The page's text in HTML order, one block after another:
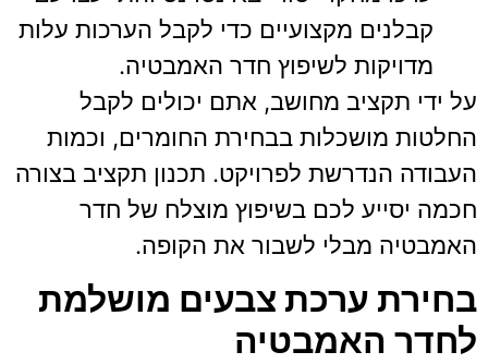
קבלנים מקצועיים כדי לקבל הערכות עלות
מדויקות לשיפוץ חדר האמבטיה.
על ידי תקציב מחושב, אתם יכולים לקבל
החלטות מושכלות בבחירת החומרים, וכמות
העבודה הנדרשת לפרויקט. תכנון תקציב בצורה
חכמה יסייע לכם בשיפוץ מוצלח של חדר
האמבטיה מבלי לשבור את הקופה.
בחירת ערכת צבעים מושלמת
לחדר האמבטיה